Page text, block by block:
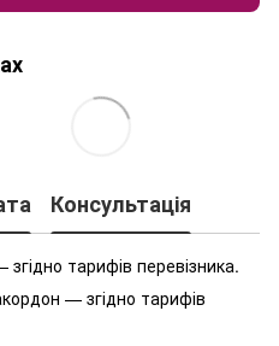
Консультація
тарифів перевізника.
— згідно тарифів